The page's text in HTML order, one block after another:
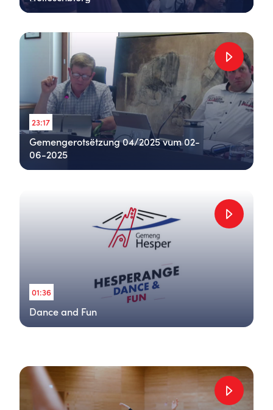
23:17
Gemengerotsëtzung 04/2025 vum 02-
06-2025
01:36
Dance and Fun